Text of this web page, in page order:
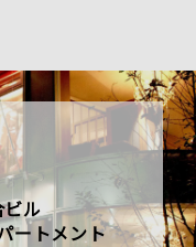
ル
ートメント